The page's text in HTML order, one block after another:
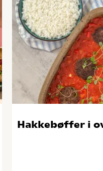
Hakkebøffer i